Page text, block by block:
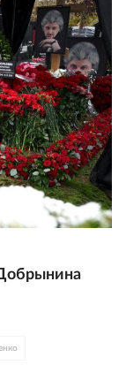
Ветлицкая
#Рики Мартин
Рианна #Шакира
Кэти Перри
#рок